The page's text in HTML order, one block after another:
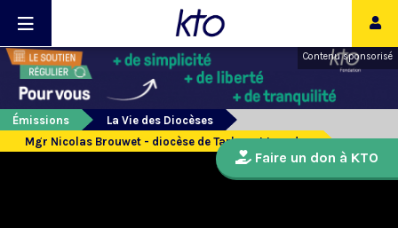
Contenu sponsorisé
Émissions
La Vie des Diocèses
Mgr Nicolas Brouwet - diocèse de Tarbes et Lourdes
Faire un don à KTO